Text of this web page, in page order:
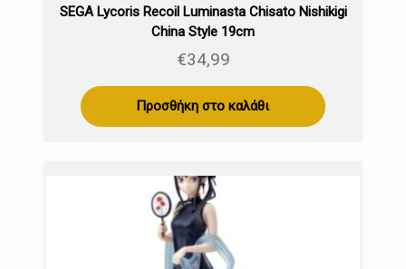
SEGA Lycoris Recoil Luminasta Chisato Nishikigi
China Style 19cm
€34,99
Προσθήκη στο καλάθι